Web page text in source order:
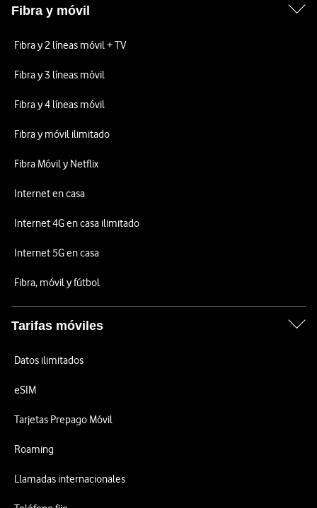
Fibra y móvil
Fibra y 2 líneas móvil + TV
Fibra y 3 líneas móvil
Fibra y 4 líneas móvil
Fibra y móvil ilimitado
Fibra Móvil y Netflix
Internet en casa
Internet 4G en casa ilimitado
Internet 5G en casa
Fibra, móvil y fútbol
Tarifas móviles
Datos ilimitados
eSIM
Tarjetas Prepago Móvil
Roaming
Llamadas internacionales